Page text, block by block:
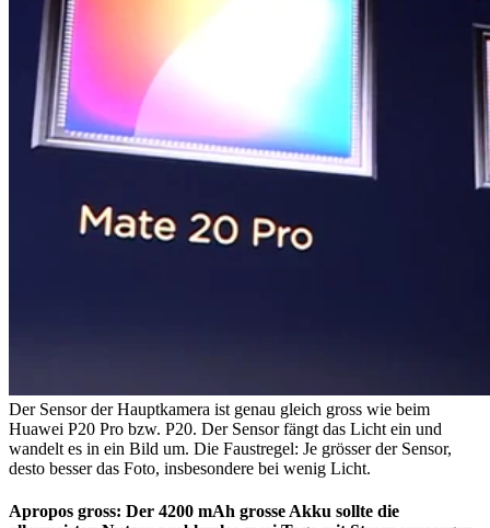
Der Sensor der Hauptkamera ist genau gleich gross wie beim
Huawei P20 Pro bzw. P20. Der Sensor fängt das Licht ein und
wandelt es in ein Bild um. Die Faustregel: Je grösser der Sensor,
desto besser das Foto, insbesondere bei wenig Licht.
Apropos gross: Der 4200 mAh grosse Akku sollte die